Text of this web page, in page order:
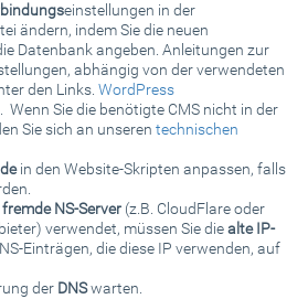
einstellungen in der
ändern, indem Sie die neuen
Datenbank angeben. Anleitungen zur
abhängig von der verwendeten
den Links. WordPress
. Wenn Sie die benötigte CMS nicht in der
Sie sich an unseren technischen
in den Website-Skripten anpassen, falls
fremde NS-Server (z.B. CloudFlare oder
verwendet, müssen Sie diealte IP-
Einträgen, die diese IP verwenden, auf
der DNSwarten.